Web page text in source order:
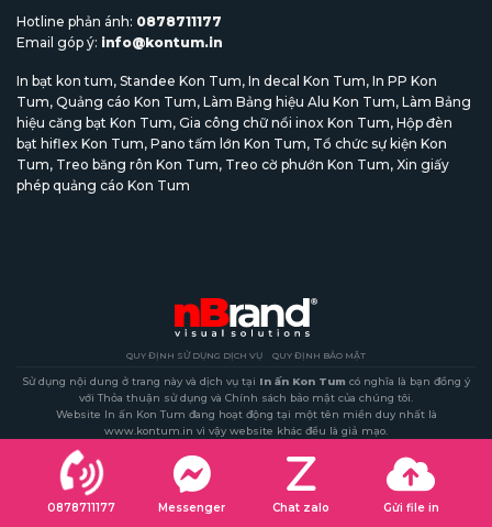
Hotline phản ánh: 0878711177
Email góp ý: info@kontum.in
In bạt kon tum, Standee Kon Tum, In decal Kon Tum, In PP Kon
Tum, Quảng cáo Kon Tum, Làm Bảng hiệu Alu Kon Tum, Làm Bảng
hiệu căng bạt Kon Tum, Gia công chữ nổi inox Kon Tum, Hộp đèn
bạt hiflex Kon Tum, Pano tấm lớn Kon Tum, Tổ chức sự kiện Kon
Tum, Treo băng rôn Kon Tum, Treo cờ phướn Kon Tum, Xin giấy
phép quảng cáo Kon Tum
QUY ĐỊNH SỬ DỤNG DỊCH VỤ QUY ĐỊNH BẢO MẬT
Sử dụng nội dung ở trang này và dịch vụ tại In ấn Kon Tum có nghĩa là bạn đồng ý
với Thỏa thuận sử dụng và Chính sách bảo mật của chúng tôi.
Website In ấn Kon Tum đang hoạt động tại một tên miền duy nhất là
www.kontum.in vì vậy website khác đều là giả mạo.
Copyright 2026 ©
0878711177 Messenger Chat zalo Gửi file in